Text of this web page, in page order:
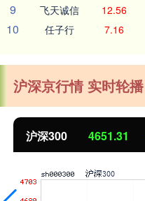
9 飞天诚信 12.56
10 任子行 7.16
沪深京行情 实时轮播
沪深300 4651.31